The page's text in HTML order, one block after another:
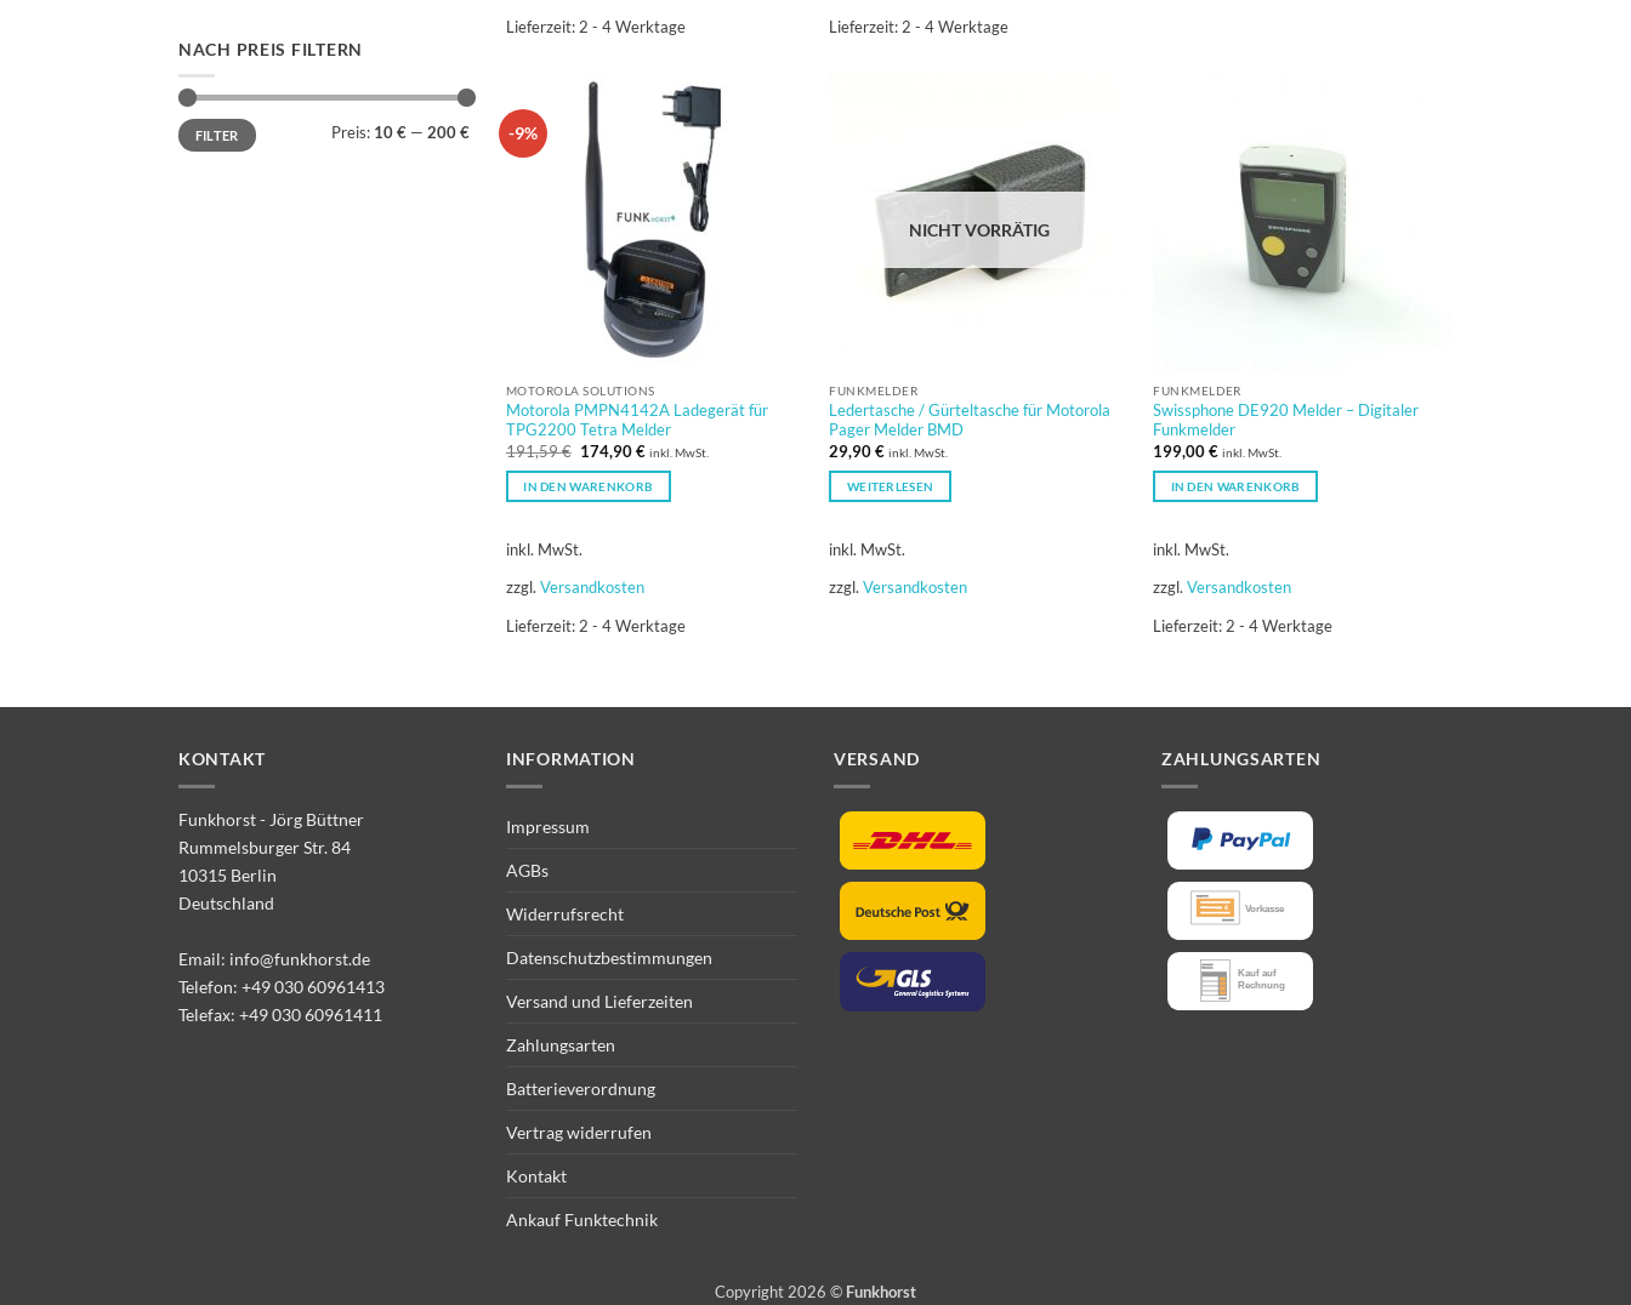
NACH PREIS FILTERN
Min.
Preis
Max.
PreisFILTER Preis: 10 € — 200 €
Lieferzeit: 2 - 4 Werktage
Lieferzeit: 2 - 4 Werktage
-9%
MOTOROLA SOLUTIONS
Motorola PMPN4142A Ladegerät für
TPG2200 Tetra Melder
191,59€ Ursprünglicher
Preis
war:
191,59 €
174,90€Aktueller
Preis
ist:
174,90 €.
inkl. MwSt.
IN DEN WARENKORB
inkl. MwSt.
zzgl. Versandkosten
Lieferzeit: 2 - 4 Werktage
NICHT VORRÄTIG
FUNKMELDER
Ledertasche / Gürteltasche für Motorola
Pager Melder BMD
29,90€ inkl. MwSt.
WEITERLESEN
inkl. MwSt.
zzgl.Versandkosten
FUNKMELDER
Swissphone DE920 Melder – Digitaler
Funkmelder
199,00€ inkl. MwSt.
IN DEN WARENKORB
inkl. MwSt.
zzgl.Versandkosten
Lieferzeit: 2 - 4 Werktage
KONTAKT
Funkhorst - Jörg Büttner
Rummelsburger Str. 84
10315 Berlin
Deutschland
Email: info@funkhorst.de
Telefon: +49 030 60961413
Telefax: +49 030 60961411
INFORMATION
Impressum
AGBs
Widerrufsrecht
Datenschutzbestimmungen
Versand und Lieferzeiten
Zahlungsarten
Batterieverordnung
Vertrag widerrufen
Kontakt
Ankauf Funktechnik
VERSAND ZAHLUNGSARTEN
Copyright 2026 © Funkhorst